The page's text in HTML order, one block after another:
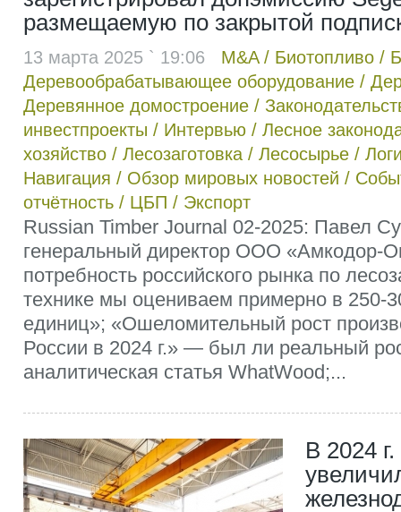
размещаемую по закрытой
13 марта 2025 ` 19:06 M&A/ Биотопливо /
Деревообрабатывающее оборудование /
Деревянное домостроение /
инвестпроекты / Интервью / Лесное
хозяйство / Лесозаготовка / Лесосырье /
Навигация / Обзор мировых новостей /
отчётность / ЦБП / Экспорт
Russian Timber Journal 02-2025: Павел
генеральный директор ООО «Амкодор-
потребность российского рынка по
технике мы оцениваем примерно в 250-
единиц»; «Ошеломительный рост
России в 2024 г.» — был ли реальный
аналитическая статья WhatWood;...
В 2024